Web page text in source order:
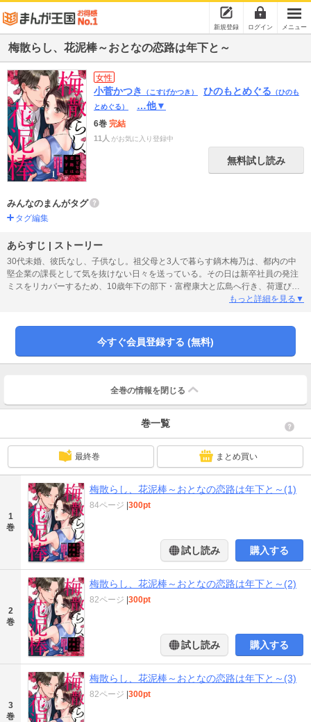
新規登録 ログイン メニュー
梅散らし、花泥棒～おとなの恋路は年下と～
女性
小菅かつき （こすげかつき） ひのもとめぐる （ひのも
とめぐる）
…他▼
6巻 完結
11人 がお気に入り登録中
無料試し読み
みんなのまんがタグ
タグ編集
あらすじ | ストーリー
30代未婚、彼氏なし、子供なし。祖父母と3人で暮らす鏑木梅乃は、都内の中
堅企業の課長として気を抜けない日々を送っている。その日は新卒社員の発注
ミスをリカバーするため、10歳年下の部下・富樫康大と広島へ行き、荷運びを
することに……。「課長は十分可愛いですよ!」2人きりのトラック弾丸旅の
もっと詳細を見る▼
今すぐ会員登録する (無料)
全巻の情報を 閉じる
巻一覧
最終巻 まとめ買い
1
巻
梅散らし、花泥棒～おとなの恋路は年下と～(1)
84ページ 300pt
試し読み 購入する
2
巻
梅散らし、花泥棒～おとなの恋路は年下と～(2)
82ページ 300pt
試し読み 購入する
3
巻
梅散らし、花泥棒～おとなの恋路は年下と～(3)
82ページ 300pt